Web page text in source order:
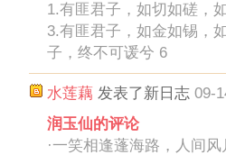
1.有匪君子，如切如磋，
3.有匪君子，如金如锡，
子，终不可谖兮 6
水莲藕 发表了新日志 09-
润玉仙的评论
·一笑相逢蓬海路，人间